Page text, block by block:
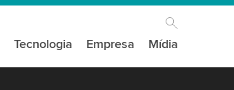
Tecnologia Empresa Mídia